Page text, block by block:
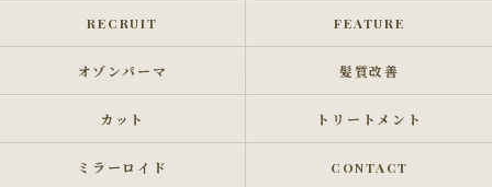
RECRUIT FEATURE
オゾンパーマ 髪質改善
カット トリートメント
ミラーロイド CONTACT